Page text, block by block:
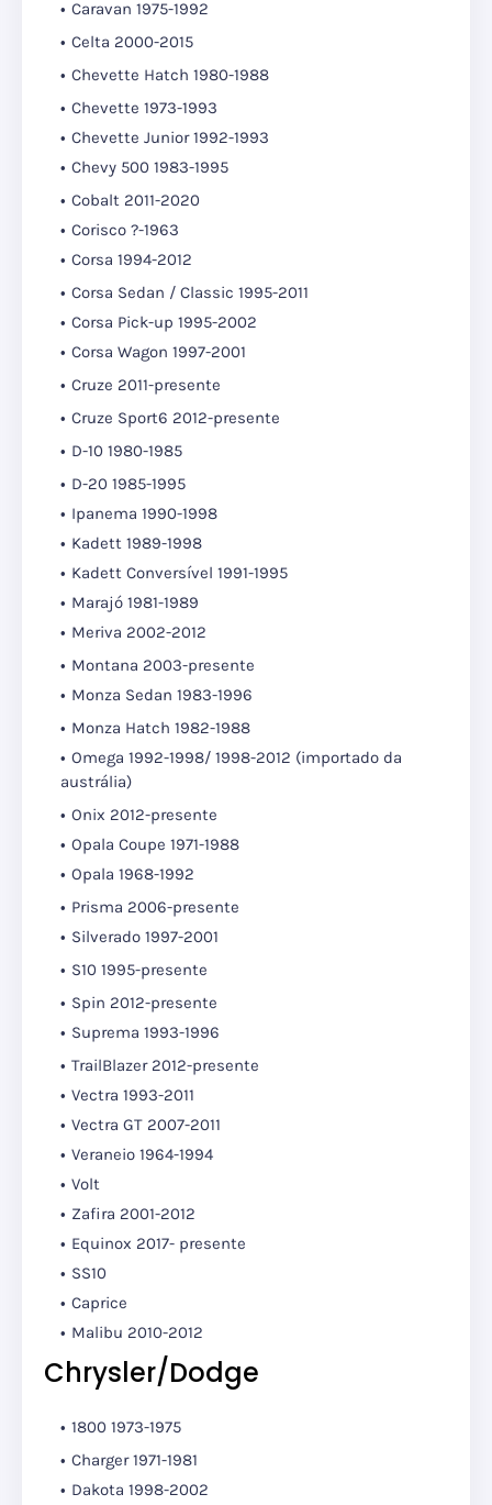
Caravan 1975-1992
Celta 2000-2015
Chevette Hatch 1980-1988
Chevette 1973-1993
Chevette Junior 1992-1993
Chevy 500 1983-1995
Cobalt 2011-2020
Corisco ?-1963
Corsa 1994-2012
Corsa Sedan / Classic 1995-2011
Corsa Pick-up 1995-2002
Corsa Wagon 1997-2001
Cruze 2011-presente
Cruze Sport6 2012-presente
D-10 1980-1985
D-20 1985-1995
Ipanema 1990-1998
Kadett 1989-1998
Kadett Conversível 1991-1995
Marajó 1981-1989
Meriva 2002-2012
Montana 2003-presente
Monza Sedan 1983-1996
Monza Hatch 1982-1988
Omega 1992-1998/ 1998-2012 (importado da
austrália)
Onix 2012-presente
Opala Coupe 1971-1988
Opala 1968-1992
Prisma 2006-presente
Silverado 1997-2001
S10 1995-presente
Spin 2012-presente
Suprema 1993-1996
TrailBlazer 2012-presente
Vectra 1993-2011
Vectra GT 2007-2011
Veraneio 1964-1994
Volt
Zafira 2001-2012
Equinox 2017- presente
SS10
Caprice
Malibu 2010-2012
Chrysler/Dodge
1800 1973-1975
Charger 1971-1981
Dakota 1998-2002